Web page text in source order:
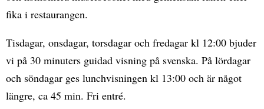
fika i restaurangen.
Tisdagar, onsdagar, torsdagar och fredagar kl 12:00 bjuder
vi på 30 minuters guidad visning på svenska. På lördagar
och söndagar ges lunchvisningen kl 13:00 och är något
längre, ca 45 min. Fri entré.